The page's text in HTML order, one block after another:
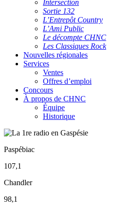
Intersection
Sortie 132
L’Entrepôt Country
L’Ami Public
Le décompte CHNC
Les Classiques Rock
Nouvelles régionales
Services
Ventes
Offres d’emploi
Concours
À propos de CHNC
Équipe
Historique
Paspébiac
107,1
Chandler
98,1